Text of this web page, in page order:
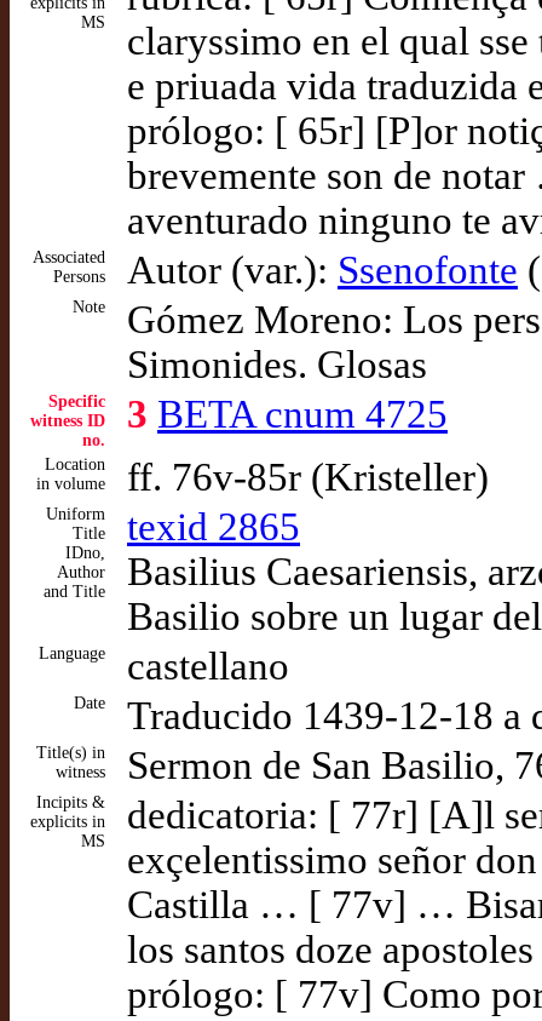
MS
claryssimo en el qual
e priuada vida traduzida
prólogo: [ 65r] [P]or
brevemente son de
aventurado ninguno te
Associated
Persons
Autor (var.): Ssenofonte
Note
Gómez Moreno: Los
Simonides. Glosas
Specific
witness ID
no.
3 BETA cnum 4725
Location
in volume
ff. 76v-85r (Kristeller)
Uniform
Title
IDno,
Author
and Title
texid 2865
Basilius Caesariensis,
Basilio sobre un lugar
Language castellano
Date Traducido 1439-12-18 a
Title(s) in
witness
Sermon de San Basilio,
Incipits &
explicits in
MS
dedicatoria: [ 77r] [A]l
exçelentissimo señor
Castilla … [ 77v] …
los santos doze
prólogo: [ 77v] Como